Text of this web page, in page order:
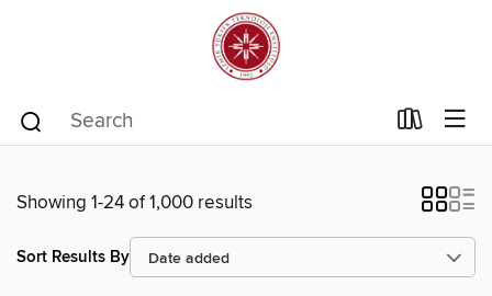
Showing 1-24 of 1,000 results
Sort Results By